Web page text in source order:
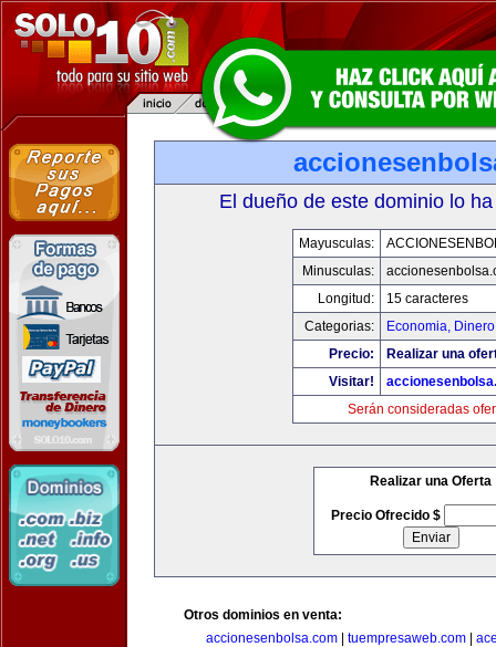
El dueño de este dominio lo
Mayusculas:
Minusculas:
Longitud:
15 caracteres
Categorias:
Economia,
Precio:
Realizar una
Visitar!
Serán consideradas
Realizar una Oferta
Precio Ofrecido $
Otros dominios en venta:
accionesenbolsa.com
tuempresaweb.com